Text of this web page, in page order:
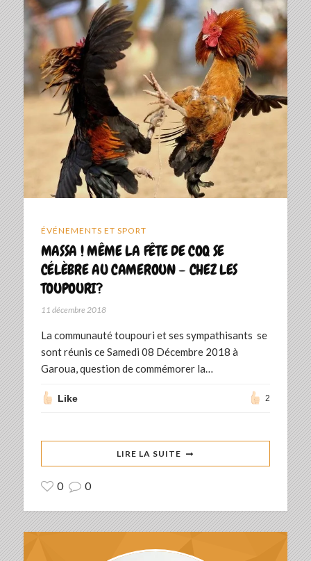
ÉVÉNEMENTS ET SPORT
MASSA ! MÊME LA FÊTE DE COQ SE
CÉLÈBRE AU CAMEROUN – CHEZ LES
TOUPOURI?
11 décembre 2018
La communauté toupouri et ses sympathisants se
sont réunis ce Samedi 08 Décembre 2018 à
Garoua, question de commémorer la…
Like 2
LIRE LA SUITE
0 0